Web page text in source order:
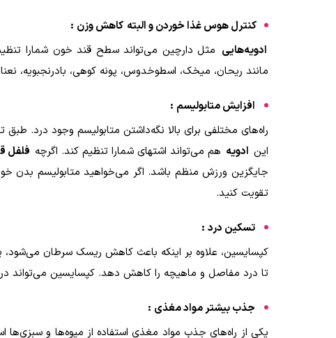
کنترل هوس غذا خوردن و البته کاهش وزن :
ادویه‌هایی مثل دارچین می‌تواند سطح قند خون شمارا
مانند ریحان، میخک، اسطوخدوس، پونه کوهی، بادرنجبویه،
افزایش متابولیسم :
راه‌های مختلفی برای بالا نگه‌داشتن متابولیسم وجود درد. طبق
این ادویه هم می‌تواند اشتهای شمارا تنظیم کند. اگرچه فلفل
جایگزین ورزش منظم باشد. اگر می‌خواهید متابولیسم بدن خود
تقویت کنید.
تسکین درد :
کپسایسین، علاوه بر اینکه باعث کاهش ریسک سرطان
تا درد مفاصل و ماهیچه را کاهش دهد. کپسایسین می‌تواند درد
جذب بیشتر مواد مغذی :
یکی از راه‌های جذب مواد مغذی استفاده از میوه‌ها و سبزی‌ها